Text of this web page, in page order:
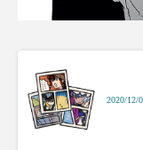
2020/12/